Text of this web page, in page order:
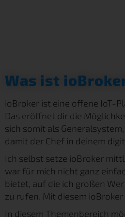
Was ist
ioBroker ist eine offene IoT-
Das eröffnet dir die
sich somit als
damit der Chef in deinem
Ich selbst setze ioBroker
war für mich nicht ganz
bietet, auf die ich großen
zu rufen. Mit diesem ioBroker
In diesem Themenbereich